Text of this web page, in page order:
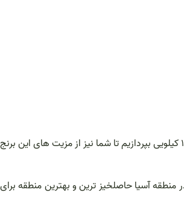
برنج هاشمی که از معروفترین نوع برنج می باشد که طرفداران زیادی در داخل و همچنین خارج از کشور دارد در ادامه مطلب می خواهیم به مشخصات برنج هاشمی اعلای ۱۰۰ کیلویی بپردازیم تا شما نیز از مزیت های این برنج
آسیا حاصلخیز ترین و بهترین منطقه برای